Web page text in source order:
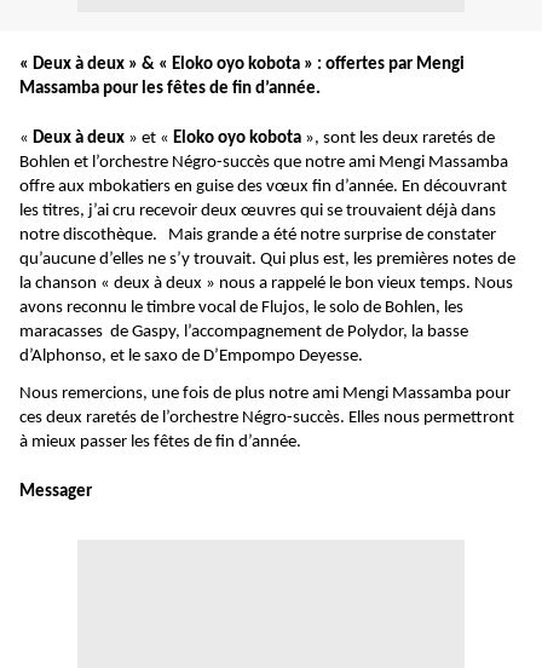
« Deux à deux » & « Eloko oyo kobota » : offertes par Mengi
Massamba pour les fêtes de fin d’année.
« Deux à deux » et « Eloko oyo kobota », sont les deux raretés de
Bohlen et l’orchestre Négro-succès que notre ami Mengi Massamba
offre aux mbokatiers en guise des vœux fin d’année. En découvrant
les titres, j’ai cru recevoir deux œuvres qui se trouvaient déjà dans
notre discothèque. Mais grande a été notre surprise de constater
qu’aucune d’elles ne s’y trouvait. Qui plus est, les premières notes de
la chanson « deux à deux » nous a rappelé le bon vieux temps. Nous
avons reconnu le timbre vocal de Flujos, le solo de Bohlen, les
maracasses de Gaspy, l’accompagnement de Polydor, la basse
d’Alphonso, et le saxo de D’Empompo Deyesse.
Nous remercions, une fois de plus notre ami Mengi Massamba pour
ces deux raretés de l’orchestre Négro-succès. Elles nous permettront
à mieux passer les fêtes de fin d’année.
Messager